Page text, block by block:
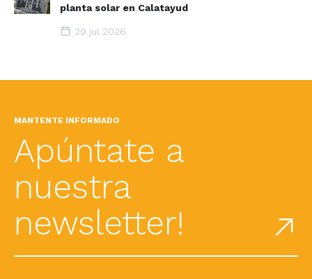
planta solar en Calatayud
29 jul 2026
MANTENTE INFORMADO
Apúntate a
nuestra
newsletter!